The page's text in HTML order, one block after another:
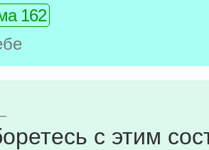
162
с этим